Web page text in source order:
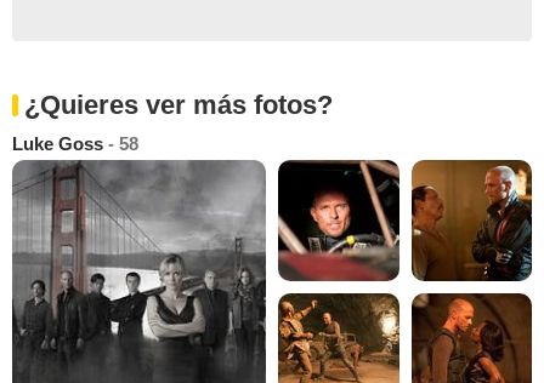
¿Quieres ver más fotos?
Luke Goss - 58